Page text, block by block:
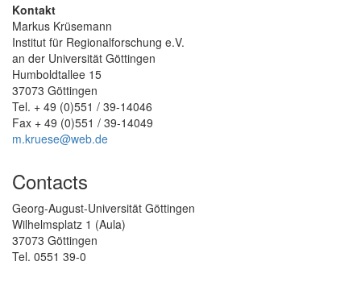
Kontakt
Markus Krüsemann
Institut für Regionalforschung e.V.
an der Universität Göttingen
Humboldtallee 15
37073 Göttingen
Tel. + 49 (0)551 / 39-14046
Fax + 49 (0)551 / 39-14049
m.kruese@web.de
Contacts
Georg-August-Universität Göttingen
Wilhelmsplatz 1 (Aula)
37073 Göttingen
Tel. 0551 39-0